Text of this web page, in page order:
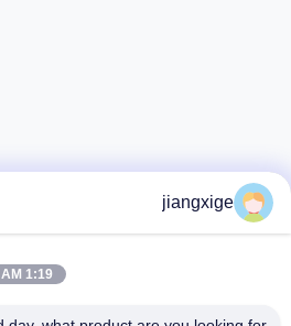
jiangxige
1:19 AM